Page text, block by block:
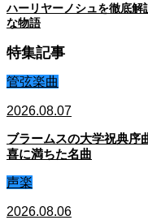
ハーリヤーノシュを徹底
な物語
特集記事
管弦楽曲
2026.08.07
ブラームスの大学祝典序
喜に満ちた名曲
声楽
2026.08.06